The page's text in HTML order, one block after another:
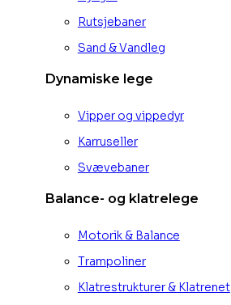
Rutsjebaner
Sand & Vandleg
Dynamiske lege
Vipper og vippedyr
Karruseller
Svævebaner
Balance- og klatrelege
Motorik & Balance
Trampoliner
Klatrestrukturer & Klatrenet